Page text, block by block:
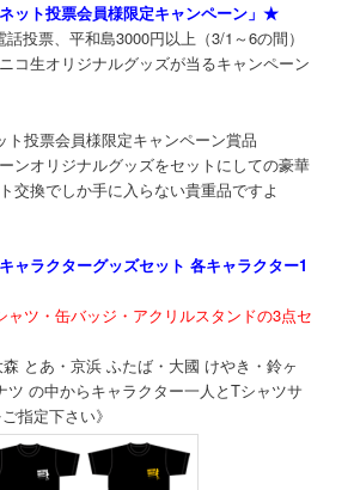
ット投票会員様限定キャンペーン」★
投票、平和島3000円以上（3/1～6の間）
コ生オリジナルグッズが当るキャンペーン
ト投票会員様限定キャンペーン賞品
ンオリジナルグッズをセットにしての豪華
交換でしか手に入らない貴重品ですよ
ャラクターグッズセット 各キャラクター1
ャツ・缶バッジ・アクリルスタンドの3点セ
森 とあ・京浜 ふたば・大國 けやき・鈴ヶ
ツ の中からキャラクター一人とTシャツサ
指定下さい》